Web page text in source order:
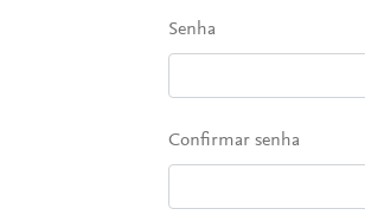
Senha
Confirmar senha